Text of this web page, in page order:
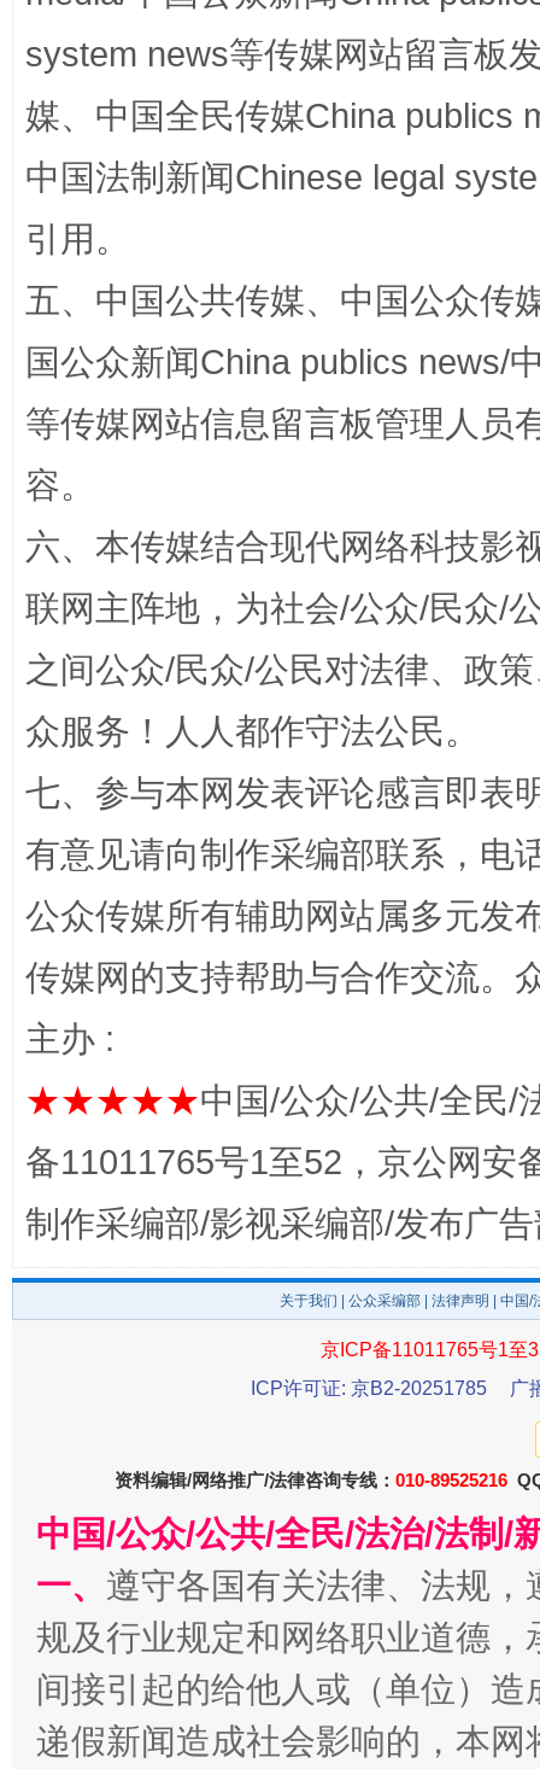
“蜀中异人”王建安的艺术幻境
完善运行机制助力责任有效落实
东山县通报“牛蛙产品抗生素超标问题” 法
千年窑火 生生不息 一
system news等传媒网站留言板
媒、中国全民传媒China publics
中国法制新闻Chinese legal
引用。
五、中国公共传媒、中国公众传
国公众新闻China publics news/
等传媒网站信息留言板管理人员
容。
六、本传媒结合现代网络科技影
联网主阵地，为社会/公众/民众/
之间公众/民众/公民对法律、政
众服务！人人都作守法公民。
七、参与本网发表评论感言即表
有意见请向制作采编部联系，电
公众传媒所有辅助网站属多元发
传媒网的支持帮助与合作交流。
主办 :
★★★★★中国/公众/公共/全民/
备11011765号1至52，京公网安
制作采编部/影视采编部/发布广
关于我们 公众采编部 法律声明 | 中国
京ICP备11011765号1至
ICP许可证: 京B2-20251785
广
资料编辑/网络推广/法律咨询专线： 010-89525216
中国/公众/公共/全民/法治/法制/
一、 遵守各国有关法律、法规
规及行业规定和网络职业道德
间接引起的给他人或（单位）
递假新闻造成社会影响的，本